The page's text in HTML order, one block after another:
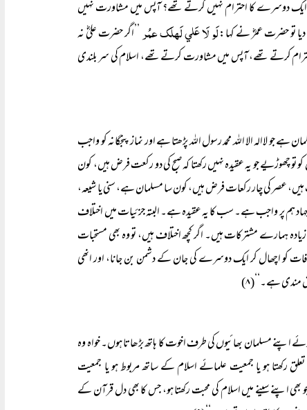
کے ایک دوسرے کا احترام نہیں کرتے تھے؟ آپس میں مشاورت نہیں
تو حضرت عمرؓ نے کہا:لَو لَا عَلي لَھلَک عمُر ’’اگر حضرت علیؓ نہ
کرتے تھے، آپس میں مشاورت کرتے تھے، اسلام کی سر بلندی
لاالہ الا اللہ محمد رسول اللہ پڑھتا ہے اور نماز پنجگانہ کو واجب
تو چھوڑیے جو یہ عقیدہ نہیں رکھتا کہ صبح کی دو رکعت فرض ہیں، کون
عصر کی چار رکعات فرض ہیں، کون سا مسلمان ہے، سنی یا شیعہ،
ہم پر واجب ہے۔ سب کا یہ عقیدہ ہے۔ البتہ جزئیات میں اختلاف
مشترکات ہیں۔ اگر کچھ اختلاف ہیں، تو وہ بھی مستحبات
کو اچھال کر ایک دوسرے کی جان کے دشمن بن جانا، اور انھی
مندی ہے۔‘‘(۸)
اپنے مسلمان بھائیوں کی طرف اخوت کا ہاتھ بڑھاتا ہوں۔ خواہ وہ
رکھتا ہو یا جمعیت علمائے اسلام کے ساتھ مربوط ہو یا جمعیت
اپنے سینے میں اسلام کی محبت رکھتا ہو، جس کا بھی دل قرآن کے